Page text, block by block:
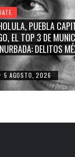
PUEBLA
EL TOP 3 DE
DELITOS
5 AGOSTO, 2026